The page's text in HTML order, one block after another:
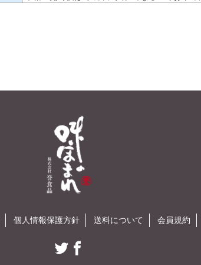
個人情報保護方針 送料について 会員規約